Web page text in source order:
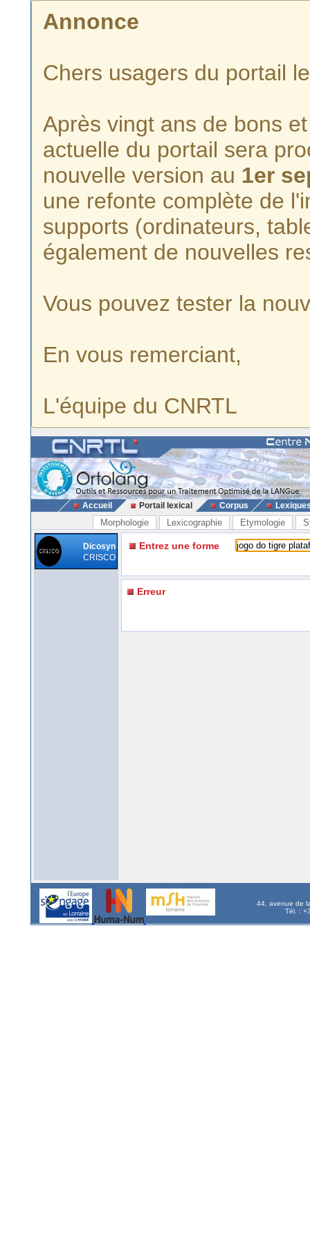
Annonce
Chers usagers du portail
Après vingt ans de bons
actuelle du portail sera
nouvelle version au 1er
une refonte complète de
supports (ordinateurs,
également de nouvelles
Vous pouvez tester la
En vous remerciant,
L'équipe du CNRTL
Accueil Portail lexical Corpus
Morphologie Lexicographie Etymologie
Dicosyn
CRISCO
Entrez une forme
Erreur
44, avenue de
Tél. :